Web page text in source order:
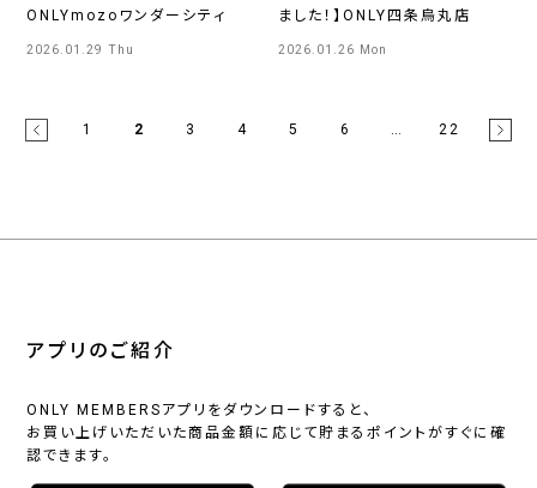
ONLYmozoワンダーシティ
2026.01.29 Thu
ました！】ONLY四条烏丸店
2026.01.26 Mon
1 2 3 4 5 6 … 22
アプリのご紹介
ONLY MEMBERSアプリをダウンロードすると、
お買い上げいただいた商品金額に応じて貯まるポイントがすぐに確
認できます。